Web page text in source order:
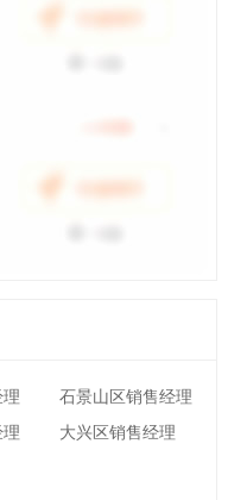
石景山区销售经理
大兴区销售经理